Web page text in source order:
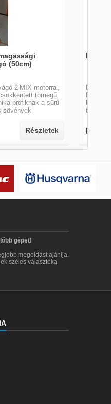
(50cm)
2-MIX motorral,
tömegű
profiknak a sűrű
sövények
Részletek
terepen
gépet!
megoldást ajánlja.
széles választéka.